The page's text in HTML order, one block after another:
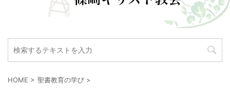
HOME > 聖書教育の学び >